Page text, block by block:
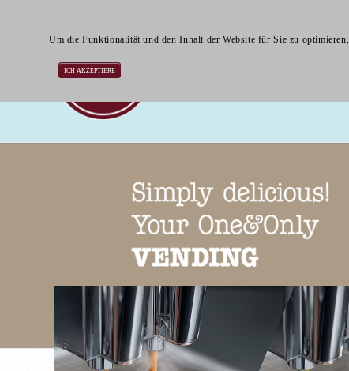
Frappés
Um die Funktionalität und den Inhalt der Website für Sie zu
ICH AKZEPTIERE